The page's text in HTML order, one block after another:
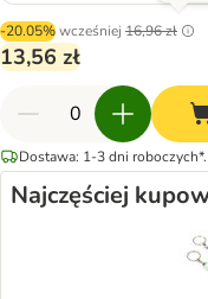
-20.05%wcześniej 16,96 zł
13,56 zł
Dostawa: 1-3 dni roboczych*.
Najczęściej